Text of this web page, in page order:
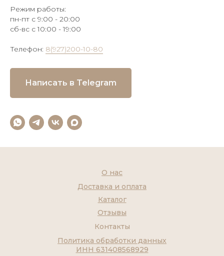
Режим работы:
пн-пт с 9:00 - 20:00
сб-вс с 10:00 - 19:00
Телефон: 8(927)200-10-80
Написать в Telegram
Контакты
Каталог
О нас
Доставка и оплата
Отзывы
Политика обработки данных
ИНН 631408568929